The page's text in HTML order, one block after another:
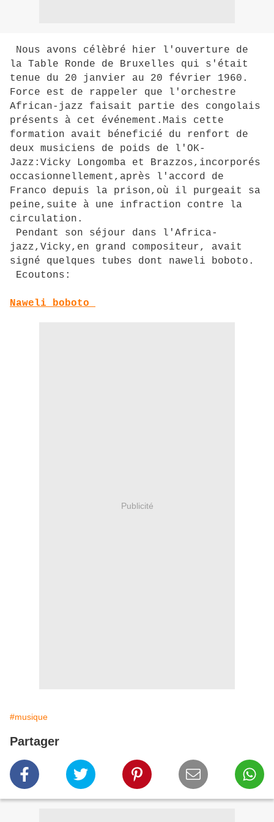
Nous avons célèbré hier l'ouverture de
la Table Ronde de Bruxelles qui s'était
tenue du 20 janvier au 20 février 1960.
Force est de rappeler que l'orchestre
African-jazz faisait partie des congolais
présents à cet événement.Mais cette
formation avait béneficié du renfort de
deux musiciens de poids de l'OK-
Jazz:Vicky Longomba et Brazzos,incorporés
occasionnellement,après l'accord de
Franco depuis la prison,où il purgeait sa
peine,suite à une infraction contre la
circulation.
Pendant son séjour dans l'Africa-
jazz,Vicky,en grand compositeur, avait
signé quelques tubes dont naweli boboto.
Ecoutons:
Naweli boboto
Publicité
#musique
Partager